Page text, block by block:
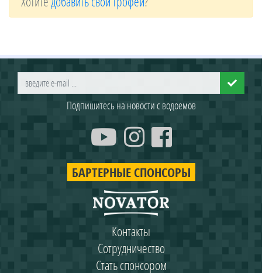
Подпишитесь на новости с водоемов
БАРТЕРНЫЕ СПОНСОРЫ
Контакты
Сотрудничество
Стать спонсором